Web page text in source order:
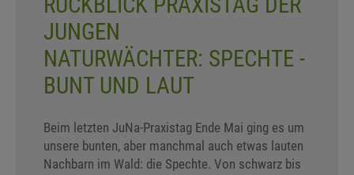
JUNGEN
NATURWÄCHTER: SPECHTE -
BUNT UND LAUT
Beim letzten JuNa-Praxistag Ende Mai ging es um
unsere bunten, aber manchmal auch etwas lauten
Nachbarn im Wald: die Spechte. Von schwarz bis